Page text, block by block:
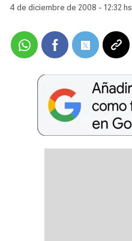
4 de diciembre de 2008 - 12:32 hs